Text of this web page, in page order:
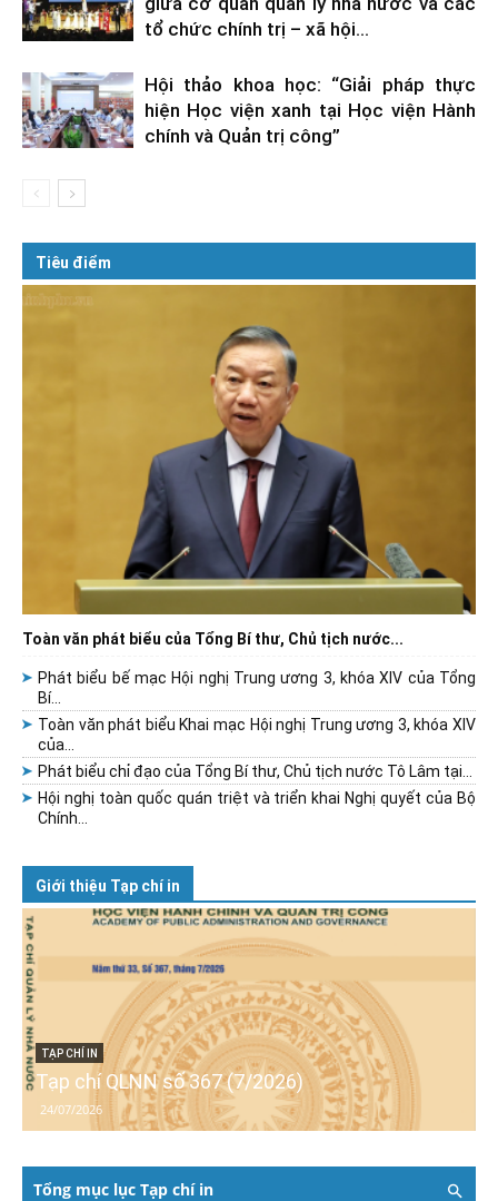
tổ chức chính trị – xã hội...
Hội thảo khoa học: “Giải pháp thực
hiện Học viện xanh tại Học viện Hành
chính và Quản trị công”
Tiêu điểm
Toàn văn phát biểu của Tổng Bí thư, Chủ tịch nước...
Phát biểu bế mạc Hội nghị Trung ương 3, khóa XIV của Tổng
Bí...
Toàn văn phát biểu Khai mạc Hội nghị Trung ương 3, khóa XIV
của...
Phát biểu chỉ đạo của Tổng Bí thư, Chủ tịch nước Tô Lâm tại...
Hội nghị toàn quốc quán triệt và triển khai Nghị quyết của Bộ
Chính...
Giới thiệu Tạp chí in
TẠP CHÍ IN
Tạp chí QLNN số 367 (7/2026)
24/07/2026
Tổng mục lục Tạp chí in